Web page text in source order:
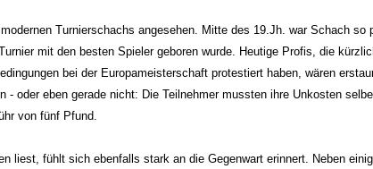
Turnierschachs angesehen. Mitte des 19.Jh. war Schach so
mit den besten Spieler geboren wurde. Heutige Profis, die
bei der Europameisterschaft protestiert haben, wären
- oder eben gerade nicht: Die Teilnehmer mussten ihre Unkosten
von fünf Pfund.
liest, fühlt sich ebenfalls stark an die Gegenwart erinnert. Neben